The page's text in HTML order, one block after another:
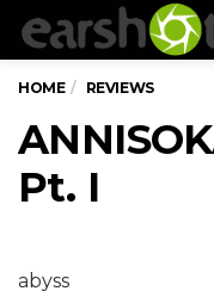
HOME REVIEWS
Pt. I
abyss